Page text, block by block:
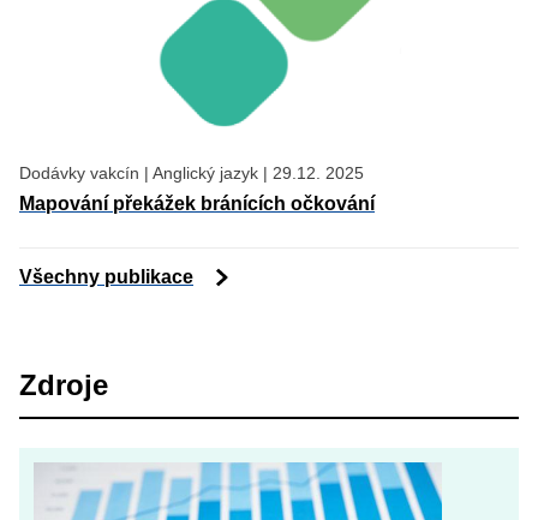
Dodávky vakcín | Anglický jazyk | 29.12. 2025
Mapování překážek bránících očkování
Všechny publikace
Zdroje